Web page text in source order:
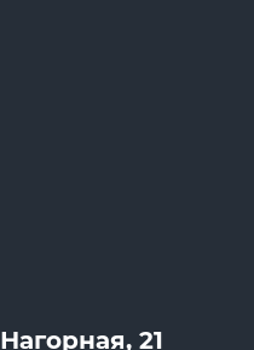
Нагорная, 21